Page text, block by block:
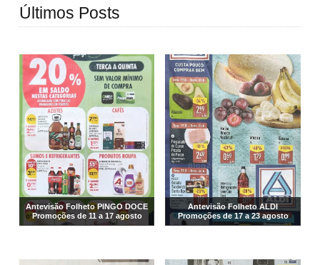
Últimos Posts
Antevisão Folheto PINGO DOCE
Promoções de 11 a 17 agosto
Antevisão Folheto ALDI
Promoções de 17 a 23 agosto